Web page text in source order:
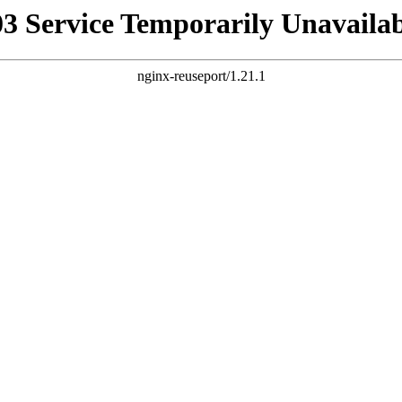
Service Temporarily
nginx-reuseport/1.21.1